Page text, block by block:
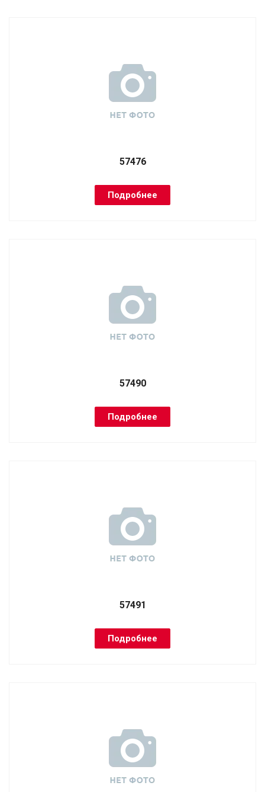
57476
Подробнее
57490
Подробнее
57491
Подробнее